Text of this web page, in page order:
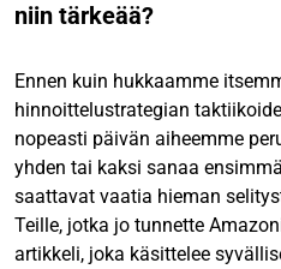
niin tärkeää?
Ennen kuin hukkaamme
hinnoittelustrategian
nopeasti päivän aiheemme
yhden tai kaksi sanaa
saattavat vaatia hieman
Teille, jotka jo tunnette
artikkeli, joka käsittelee